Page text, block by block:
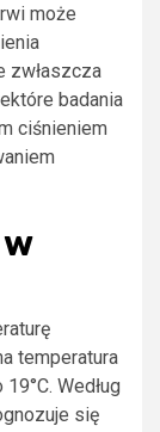
może
zwłaszcza
badania
ciśnieniem
temperatura
Według
się